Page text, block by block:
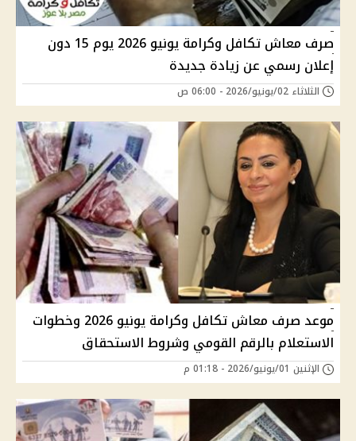
صرف معاش تكافل وكرامة يونيو 2026 يوم 15 دون
إعلان رسمي عن زيادة جديدة
الثلاثاء 02/يونيو/2026 - 06:00 ص
موعد صرف معاش تكافل وكرامة يونيو 2026 وخطوات
الاستعلام بالرقم القومي وشروط الاستحقاق
الإثنين 01/يونيو/2026 - 01:18 م